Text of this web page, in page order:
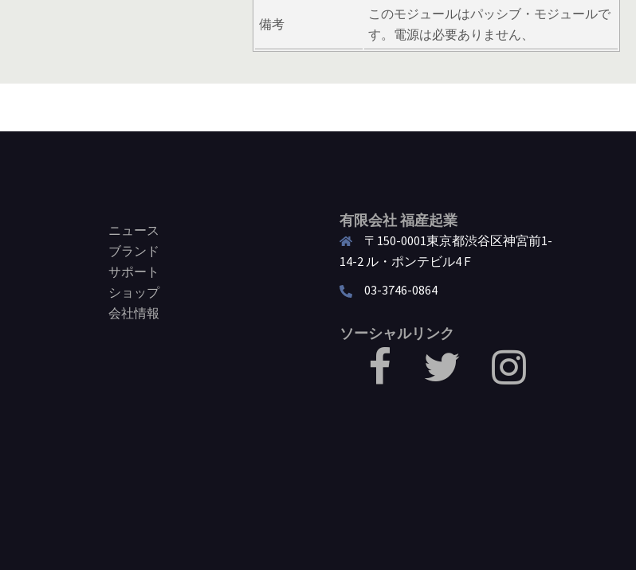
備考
このモジュールはパッシブ・モジュールで
す。電源は必要ありません、
ニュース
ブランド
サポート
ショップ
会社情報
有限会社 福産起業
〒150-0001東京都渋谷区神宮前1-
14-2 ル・ポンテビル4Ｆ
03-3746-0864
ソーシャルリンク
facebook Twitter